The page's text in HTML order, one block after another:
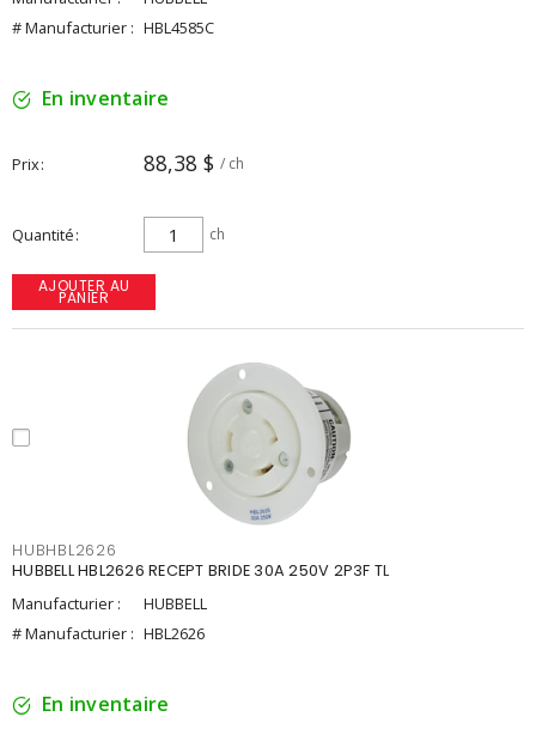
# Manufacturier : HBL4585C
En inventaire
Prix 88,38 $ / ch
Quantité ch
AJOUTER AU
PANIER
HUBHBL2626
HUBBELL HBL2626 RECEPT BRIDE 30A 250V 2P3F TL
Manufacturier :
HUBBELL
# Manufacturier : HBL2626
En inventaire